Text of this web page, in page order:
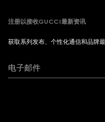
注册以接收GUCCI最新资讯
获取系列发布、个性化通信和品牌
电子邮件